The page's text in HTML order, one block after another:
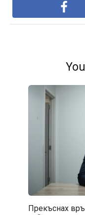
Прекъснах